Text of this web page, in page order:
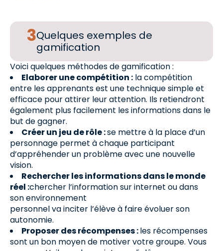
Quelques exemples de
gamification
Voici quelques méthodes de gamification :
Elaborer une compétition : la compétition
entre les apprenants est une technique simple et
efficace pour attirer leur attention. Ils retiendront
également plus facilement les informations dans le
but de gagner.
Créer un jeu de rôle :se mettre à la place d’un
personnage permet à chaque participant
d’appréhender un problème avec une nouvelle
vision.
Rechercher les informations dans le monde
réel :chercher l’information sur internet ou dans
son environnement
personnel va inciter l’élève à faire évoluer son
autonomie.
Proposer des récompenses :les récompenses
sont un bon moyen de motiver votre groupe. Vous